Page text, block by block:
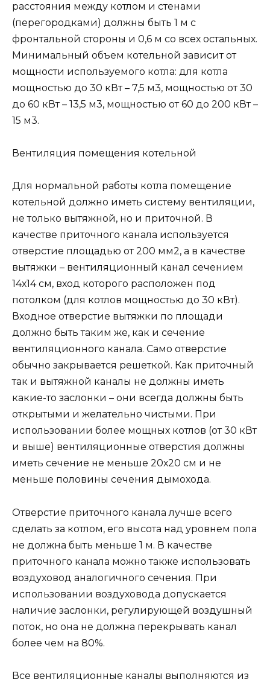
расстояния между котлом и стенами
(перегородками) должны быть 1 м с
фронтальной стороны и 0,6 м со всех остальных.
Минимальный объем котельной зависит от
мощности используемого котла: для котла
мощностью до 30 кВт – 7,5 м3, мощностью от 30
до 60 кВт – 13,5 м3, мощностью от 60 до 200 кВт –
15 м3.
Вентиляция помещения котельной
Для нормальной работы котла помещение
котельной должно иметь систему вентиляции,
не только вытяжной, но и приточной. В
качестве приточного канала используется
отверстие площадью от 200 мм2, а в качестве
вытяжки – вентиляционный канал сечением
14х14 см, вход которого расположен под
потолком (для котлов мощностью до 30 кВт).
Входное отверстие вытяжки по площади
должно быть таким же, как и сечение
вентиляционного канала. Само отверстие
обычно закрывается решеткой. Как приточный
так и вытяжной каналы не должны иметь
какие-то заслонки – они всегда должны быть
открытыми и желательно чистыми. При
использовании более мощных котлов (от 30 кВт
и выше) вентиляционные отверстия должны
иметь сечение не меньше 20х20 см и не
меньше половины сечения дымохода.
Отверстие приточного канала лучше всего
сделать за котлом, его высота над уровнем пола
не должна быть меньше 1 м. В качестве
приточного канала можно также использовать
воздуховод аналогичного сечения. При
использовании воздуховода допускается
наличие заслонки, регулирующей воздушный
поток, но она не должна перекрывать канал
более чем на 80%.
Все вентиляционные каналы выполняются из